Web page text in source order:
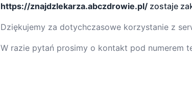
https://znajdzlekarza.abczdrowie.pl/ zostaje
Dziękujemy za dotychczasowe korzystanie z
W razie pytań prosimy o kontakt pod numerem